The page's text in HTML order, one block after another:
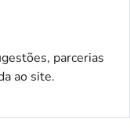
parcerias
ao site.